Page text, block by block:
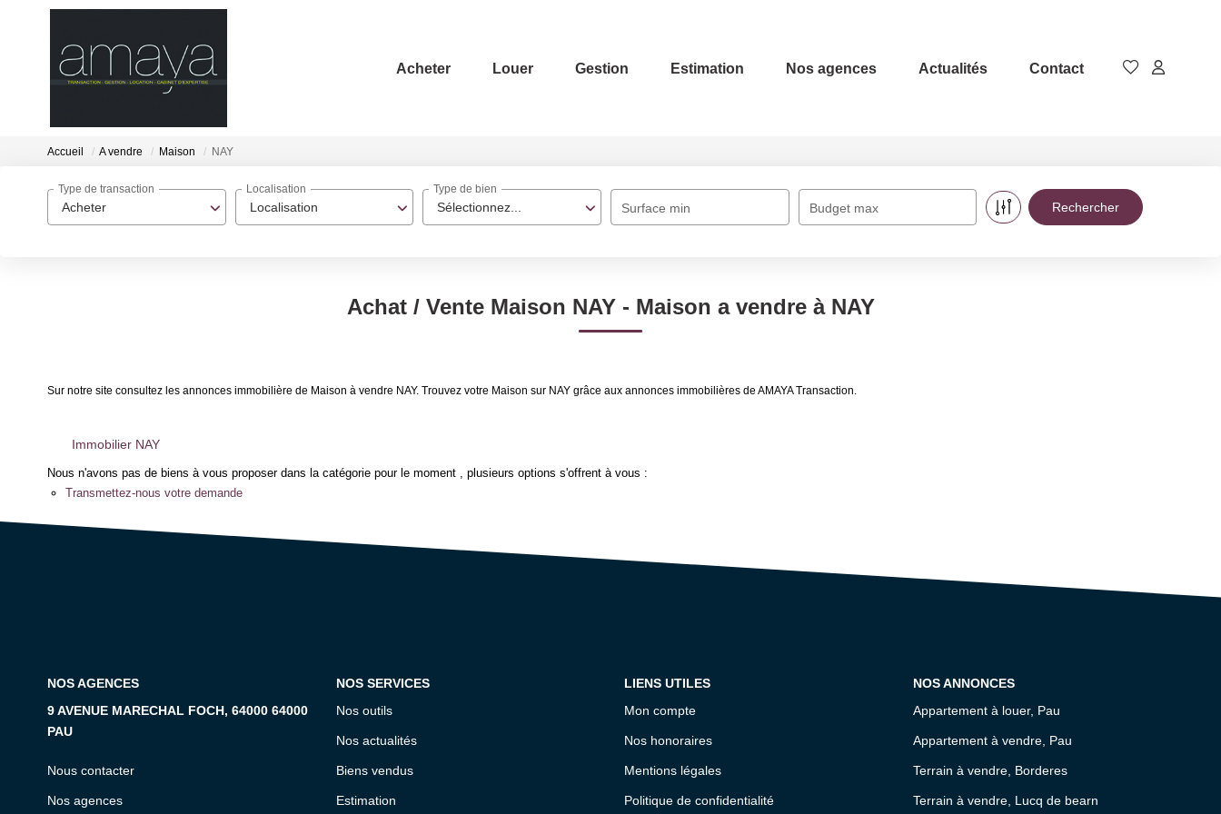
Acheter Louer Gestion Estimation Nos agences Actualités Contact
Accueil A vendre Maison NAY
Acheter
Type de transaction
Localisation
Localisation
Sélectionnez...
Type de bien
Surface min Budget max
Achat / Vente Maison NAY - Maison a vendre à NAY
Sur notre site consultez les annonces immobilière de Maison à vendre NAY. Trouvez votre Maison sur NAY grâce aux annonces immobilières de AMAYA Transaction.
Immobilier NAY
Nous n'avons pas de biens à vous proposer dans la catégorie pour le moment , plusieurs options s'offrent à vous :
Transmettez-nous votre demande
NOS AGENCES
9 AVENUE MARECHAL FOCH, 64000 64000
PAU
Nous contacter
Nos agences
NOS SERVICES
Nos outils
Nos actualités
Biens vendus
Estimation
LIENS UTILES
Mon compte
Nos honoraires
Mentions légales
Politique de confidentialité
NOS ANNONCES
Appartement à louer, Pau
Appartement à vendre, Pau
Terrain à vendre, Borderes
Terrain à vendre, Lucq de bearn